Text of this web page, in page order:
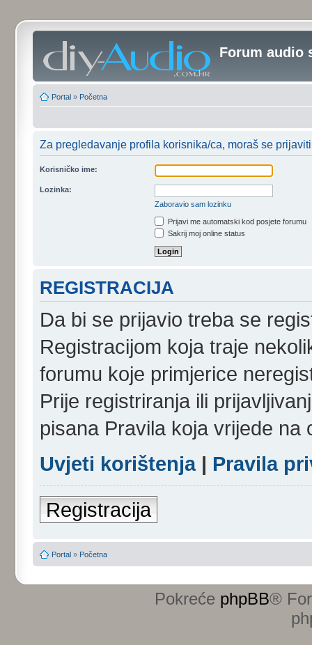
Forum audio
Portal » Početna
Za pregledavanje profila korisnika/ca, moraš se
Korisničko ime:
Lozinka:
Zaboravio sam lozinku
Prijavi me automatski kod posjete forumu
Sakrij moj online status
REGISTRACIJA
Da bi se prijavio treba se
Registracijom koja traje
forumu koje primjerice
Prije registriranja ili
pisana Pravila koja vrijede na
Uvjeti korištenja| Pravila
Registracija
Portal » Početna
Pokreće phpBB®